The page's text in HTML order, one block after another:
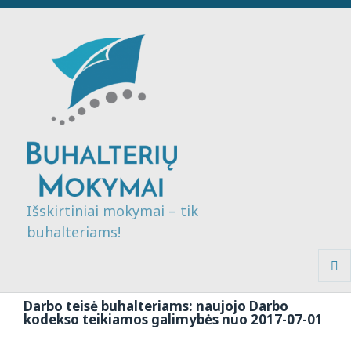
Išskirtiniai mokymai – tik
buhalteriams!
Darbo teisė buhalteriams: naujojo Darbo
kodekso teikiamos galimybės nuo 2017-07-01